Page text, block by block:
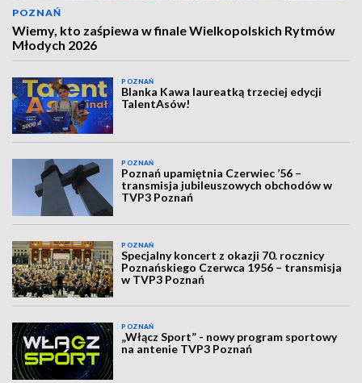
POZNAŃ
Wiemy, kto zaśpiewa w finale Wielkopolskich Rytmów
Młodych 2026
POZNAŃ
Blanka Kawa laureatką trzeciej edycji
TalentAsów!
POZNAŃ
Poznań upamiętnia Czerwiec ’56 –
transmisja jubileuszowych obchodów w
TVP3 Poznań
POZNAŃ
Specjalny koncert z okazji 70. rocznicy
Poznańskiego Czerwca 1956 – transmisja
w TVP3 Poznań
POZNAŃ
„Włącz Sport” - nowy program sportowy
na antenie TVP3 Poznań